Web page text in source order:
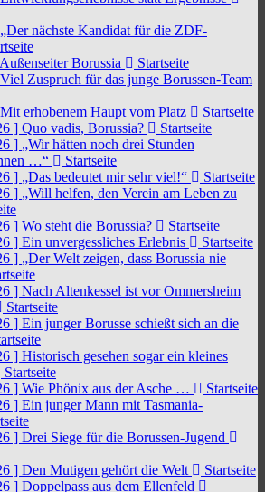
„Der nächste Kandidat für die ZDF-
Außenseiter Borussia
Startseite
Viel Zuspruch für das junge Borussen-Team
Mit erhobenem Haupt vom Platz
Startseite
] Quo vadis, Borussia?
Startseite
] „Wir hätten noch drei Stunden
…“
Startseite
] „Das bedeutet mir sehr viel!“
Startseite
] „Will helfen, den Verein am Leben zu
] Wo steht die Borussia?
Startseite
] Ein unvergessliches Erlebnis
Startseite
] „Der Welt zeigen, dass Borussia nie
] Nach Altenkessel ist vor Ommersheim
Startseite
] Ein junger Borusse schießt sich an die
] Historisch gesehen sogar ein kleines
Startseite
] Wie Phönix aus der Asche …
Startseite
] Ein junger Mann mit Tasmania-
] Drei Siege für die Borussen-Jugend
] Den Mutigen gehört die Welt
Startseite
] Doppelpass aus dem Ellenfeld